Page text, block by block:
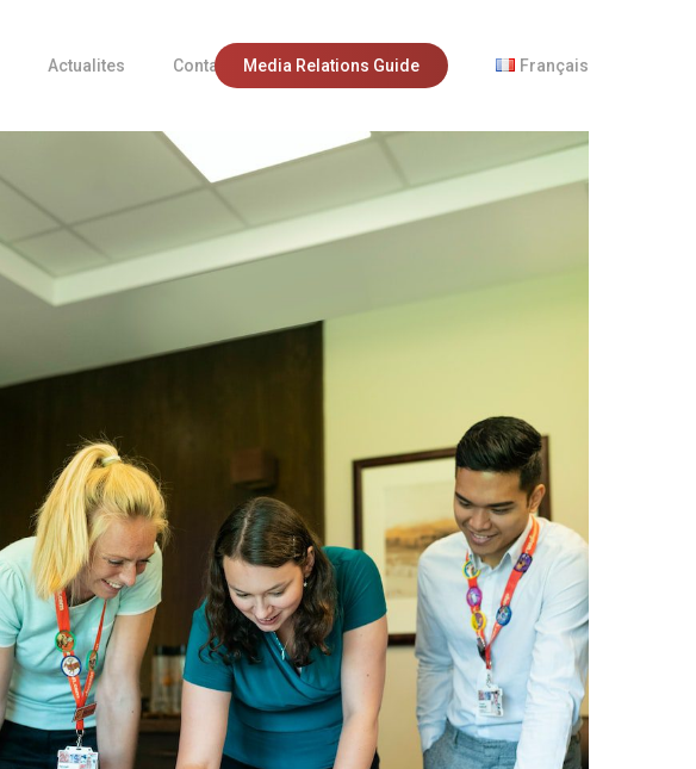
Insights sociaux : un narratif basé sur des données
Lancement de produits
Media Training
Partenariats
Publicité Gratuite
Communication Visuelle
Actualites Contact Med ia Rel ations Guid e Français
English
Nederlands